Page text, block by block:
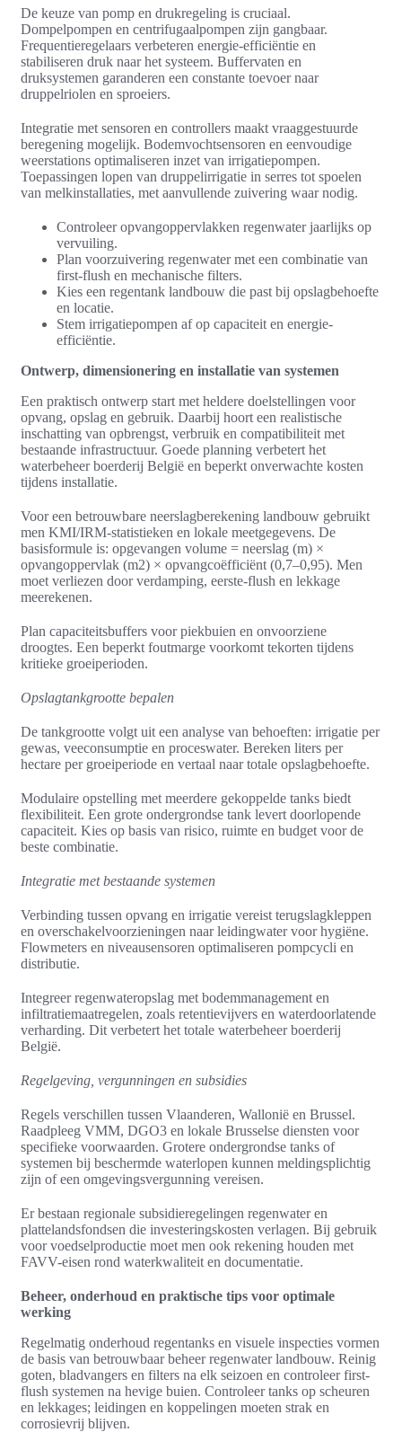
De keuze van pomp en drukregeling is cruciaal.
Dompelpompen en centrifugaalpompen zijn gangbaar.
Frequentieregelaars verbeteren energie-efficiëntie en
stabiliseren druk naar het systeem. Buffervaten en
druksystemen garanderen een constante toevoer naar
druppelriolen en sproeiers.
Integratie met sensoren en controllers maakt vraaggestuurde
beregening mogelijk. Bodemvochtsensoren en eenvoudige
weerstations optimaliseren inzet van irrigatiepompen.
Toepassingen lopen van druppelirrigatie in serres tot spoelen
van melkinstallaties, met aanvullende zuivering waar nodig.
Controleer opvangoppervlakken regenwater jaarlijks op
vervuiling.
Plan voorzuivering regenwater met een combinatie van
first-flush en mechanische filters.
Kies een regentank landbouw die past bij opslagbehoefte
en locatie.
Stem irrigatiepompen af op capaciteit en energie-
efficiëntie.
Ontwerp, dimensionering en installatie van systemen
Een praktisch ontwerp start met heldere doelstellingen voor
opvang, opslag en gebruik. Daarbij hoort een realistische
inschatting van opbrengst, verbruik en compatibiliteit met
bestaande infrastructuur. Goede planning verbetert het
waterbeheer boerderij België en beperkt onverwachte kosten
tijdens installatie.
Voor een betrouwbare neerslagberekening landbouw gebruikt
men KMI/IRM-statistieken en lokale meetgegevens. De
basisformule is: opgevangen volume = neerslag (m) ×
opvangoppervlak (m2) × opvangcoëfficiënt (0,7–0,95). Men
moet verliezen door verdamping, eerste‑flush en lekkage
meerekenen.
Plan capaciteitsbuffers voor piekbuien en onvoorziene
droogtes. Een beperkt foutmarge voorkomt tekorten tijdens
kritieke groeiperioden.
Opslagtankgrootte bepalen
De tankgrootte volgt uit een analyse van behoeften: irrigatie per
gewas, veeconsumptie en proceswater. Bereken liters per
hectare per groeiperiode en vertaal naar totale opslagbehoefte.
Modulaire opstelling met meerdere gekoppelde tanks biedt
flexibiliteit. Een grote ondergrondse tank levert doorlopende
capaciteit. Kies op basis van risico, ruimte en budget voor de
beste combinatie.
Integratie met bestaande systemen
Verbinding tussen opvang en irrigatie vereist terugslagkleppen
en overschakelvoorzieningen naar leidingwater voor hygiëne.
Flowmeters en niveausensoren optimaliseren pompcycli en
distributie.
Integreer regenwateropslag met bodemmanagement en
infiltratiemaatregelen, zoals retentievijvers en waterdoorlatende
verharding. Dit verbetert het totale waterbeheer boerderij
België.
Regelgeving, vergunningen en subsidies
Regels verschillen tussen Vlaanderen, Wallonië en Brussel.
Raadpleeg VMM, DGO3 en lokale Brusselse diensten voor
specifieke voorwaarden. Grotere ondergrondse tanks of
systemen bij beschermde waterlopen kunnen meldingsplichtig
zijn of een omgevingsvergunning vereisen.
Er bestaan regionale subsidieregelingen regenwater en
plattelandsfondsen die investeringskosten verlagen. Bij gebruik
voor voedselproductie moet men ook rekening houden met
FAVV-eisen rond waterkwaliteit en documentatie.
Beheer, onderhoud en praktische tips voor optimale
werking
Regelmatig onderhoud regentanks en visuele inspecties vormen
de basis van betrouwbaar beheer regenwater landbouw. Reinig
goten, bladvangers en filters na elk seizoen en controleer first-
flush systemen na hevige buien. Controleer tanks op scheuren
en lekkages; leidingen en koppelingen moeten strak en
corrosievrij blijven.